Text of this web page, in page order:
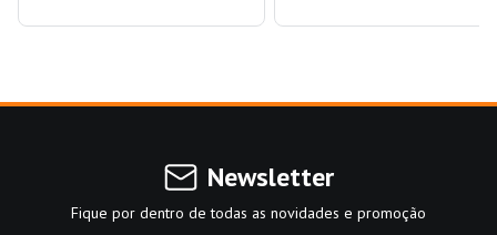
Newsletter
Fique por dentro de todas as novidades e promoção